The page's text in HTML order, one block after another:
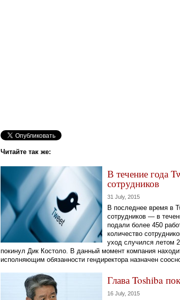
Читайте так же:
В течение года
сотрудников
31 July, 2015
В последнее время в
сотрудников — в
подали более 450
количество
уход случился летом
покинул Дик Костоло. В данный момент компания
исполняющим обязанности гендиректора назначен
Глава Toshiba
16 July, 2015